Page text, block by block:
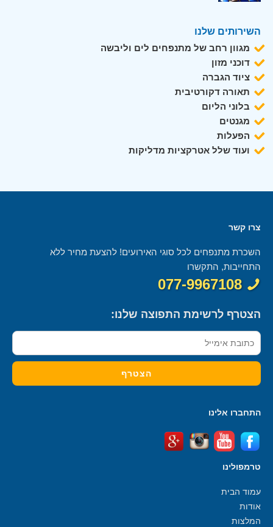
השירותים שלנו
מגוון רחב של מתנפחים לים וליבשה
דוכני מזון
ציוד הגברה
תאורה דקורטיבית
בלוני הליום
מגנטים
הפעלות
ועוד שלל אטרקציות מדליקות
צרו קשר
השכרת מתנפחים לכל סוגי האירועים! להצעת מחיר ללא
התחייבות, התקשרו
077-9967108
הצטרף לרשימת התפוצה שלנו:
התחברו אלינו
טרמפולינו
עמוד הבית
אודות
המלצות